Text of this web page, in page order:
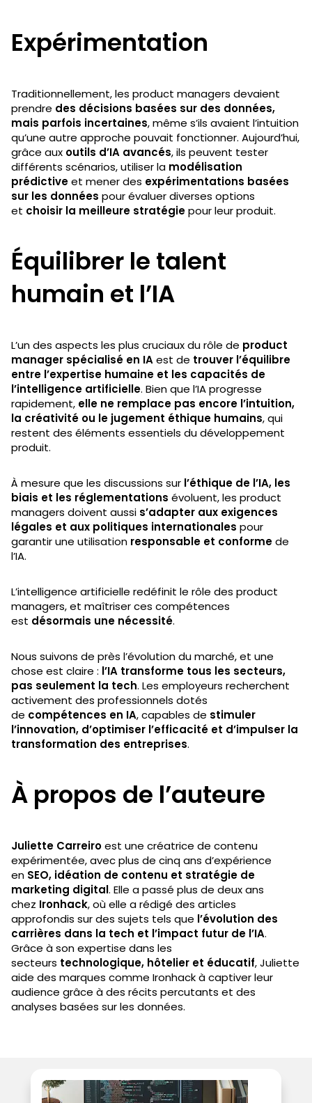
Expérimentation
Traditionnellement, les product managers devaient
prendre des décisions basées sur des données,
mais parfois incertaines, même s’ils avaient l’intuition
qu’une autre approche pouvait fonctionner. Aujourd’hui,
grâce aux outils d’IA avancés, ils peuvent tester
différents scénarios, utiliser la modélisation
prédictiveet mener des expérimentations basées
sur les données pour évaluer diverses options
et choisir la meilleure stratégiepour leur produit.
Équilibrer le talent
humain et l’IA
L’un des aspects les plus cruciaux du rôle de product
manager spécialisé en IAest de trouver l’équilibre
entre l’expertise humaine et les capacités de
l’intelligence artificielle. Bien que l’IA progresse
rapidement, elle ne remplace pas encore l’intuition,
la créativité ou le jugement éthique humains, qui
restent des éléments essentiels du développement
produit.
À mesure que les discussions sur l’éthique de l’IA, les
biais et les réglementations évoluent, les product
managers doivent aussi s’adapter aux exigences
légales et aux politiques internationales pour
garantir une utilisation responsable et conformede
l’IA.
L’intelligence artificielle redéfinit le rôle des product
managers, et maîtriser ces compétences
est désormais une nécessité.
Nous suivons de près l’évolution du marché, et une
chose est claire : l’IA transforme tous les secteurs,
pas seulement la tech. Les employeurs recherchent
activement des professionnels dotés
de compétences en IA, capables de stimuler
l’innovation, d’optimiser l’efficacité et d’impulser la
transformation des entreprises.
À propos de l’auteure
Juliette Carreiroest une créatrice de contenu
expérimentée, avec plus de cinq ans d’expérience
en SEO, idéation de contenu et stratégie de
marketing digital. Elle a passé plus de deux ans
chez Ironhack, où elle a rédigé des articles
approfondis sur des sujets tels que l’évolution des
carrières dans la tech et l’impact futur de l’IA.
Grâce à son expertise dans les
secteurs technologique, hôtelier et éducatif, Juliette
aide des marques comme Ironhack à captiver leur
audience grâce à des récits percutants et des
analyses basées sur les données.